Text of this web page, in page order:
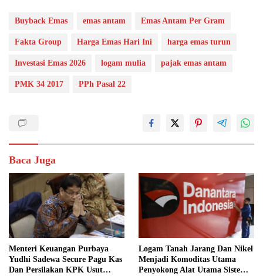
Buyback Emas emas antam Emas Antam Per Gram
Fakta Group Harga Emas Hari Ini harga emas turun
Investasi Emas 2026 logam mulia pajak emas antam
PMK 34 2017 PPh Pasal 22
Baca Juga
Menteri Keuangan Purbaya
Yudhi Sadewa Secure Pagu Kas
Dan Persilakan KPK Usut
Logam Tanah Jarang Dan Nikel
Menjadi Komoditas Utama
Penyokong Alat Utama Sistem